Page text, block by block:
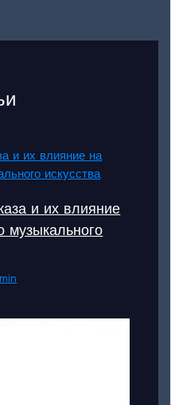
и их влияние
музыкального